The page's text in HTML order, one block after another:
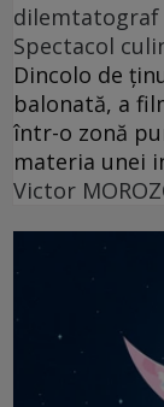
dilemtatograf
Spectacol
Dincolo de
balonată, a
într-o zonă
materia unei
Victor